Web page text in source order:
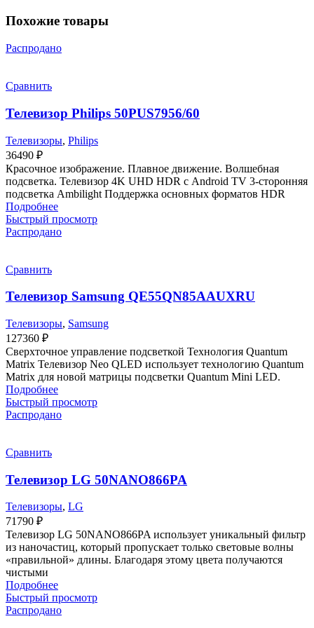
Похожие товары
Распродано
Сравнить
Телевизор Philips 50PUS7956/60
Телевизоры, Philips
36490 ₽
Красочное изображение. Плавное движение. Волшебная
подсветка. Телевизор 4K UHD HDR с Android TV 3-сторонняя
подсветка Ambilight Поддержка основных форматов HDR
Подробнее
Быстрый просмотр
Распродано
Сравнить
Телевизор Samsung QE55QN85AAUXRU
Телевизоры, Samsung
127360 ₽
Сверхточное управление подсветкой Технология Quantum
Matrix Телевизор Neo QLED использует технологию Quantum
Matrix для новой матрицы подсветки Quantum Mini LED.
Подробнее
Быстрый просмотр
Распродано
Сравнить
Телевизор LG 50NANO866PA
Телевизоры, LG
71790 ₽
Телевизор LG 50NANO866PA использует уникальный фильтр
из наночастиц, который пропускает только световые волны
«правильной» длины. Благодаря этому цвета получаются
чистыми
Подробнее
Быстрый просмотр
Распродано